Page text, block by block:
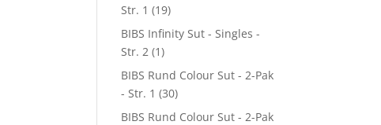
Str. 1 (19)
BIBS Infinity Sut - Singles -
Str. 2 (1)
BIBS Rund Colour Sut - 2-Pak
- Str. 1 (30)
BIBS Rund Colour Sut - 2-Pak